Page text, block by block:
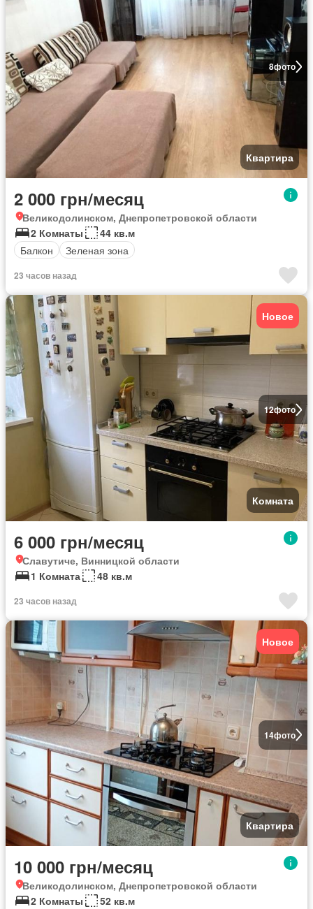
8фото
Квартира
2 000 грн/месяц
Великодолинском, Днепропетровской области
2 Комнаты
44 кв.м
Балкон
Зеленая зона
23 часов назад
12фото
Новое
Комната
6 000 грн/месяц
Славутиче, Винницкой области
1 Комната
48 кв.м
23 часов назад
14фото
Новое
Квартира
10 000 грн/месяц
Великодолинском, Днепропетровской области
2 Комнаты
52 кв.м